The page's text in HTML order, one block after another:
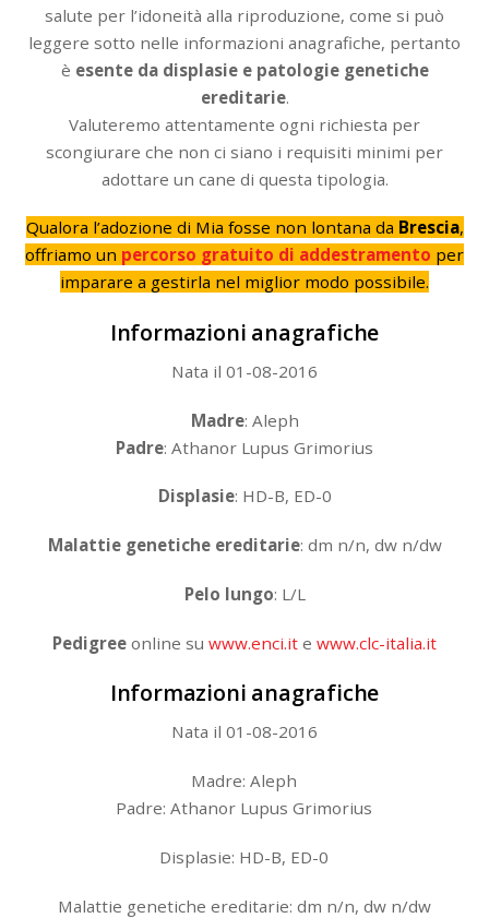
salute per l’idoneità alla riproduzione, come si può
leggere sotto nelle informazioni anagrafiche, pertanto
è esente da displasie e patologie genetiche
ereditarie.
Valuteremo attentamente ogni richiesta per
scongiurare che non ci siano i requisiti minimi per
adottare un cane di questa tipologia.
Qualora l’adozione di Mia fosse non lontana da Brescia,
offriamo un percorso gratuito di addestramento per
imparare a gestirla nel miglior modo possibile.
Informazioni anagrafiche
Nata il 01-08-2016
Madre: Aleph
Padre: Athanor Lupus Grimorius
Displasie: HD-B, ED-0
Malattie genetiche ereditarie: dm n/n, dw n/dw
Pelo lungo: L/L
Pedigree online su www.enci.it e www.clc-italia.it
Informazioni anagrafiche
Nata il 01-08-2016
Madre: Aleph
Padre: Athanor Lupus Grimorius
Displasie: HD-B, ED-0
Malattie genetiche ereditarie: dm n/n, dw n/dw